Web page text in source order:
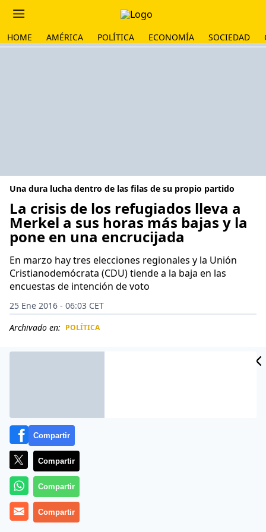
HOME AMÉRICA POLÍTICA ECONOMÍA SOCIEDAD
Una dura lucha dentro de las filas de su propio partido
La crisis de los refugiados lleva a
Merkel a sus horas más bajas y la
pone en una encrucijada
En marzo hay tres elecciones regionales y la Unión
Cristianodemócrata (CDU) tiende a la baja en las
encuestas de intención de voto
25 Ene 2016 - 06:03 CET
Archivado en: POLÍTICA
Más información
Compartir
Compartir
Compartir
Compartir